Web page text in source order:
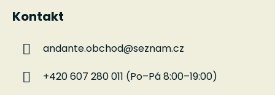
Kontakt
andante.obchod@seznam.cz
+420 607 280 011 (Po–Pá 8:00–19:00)